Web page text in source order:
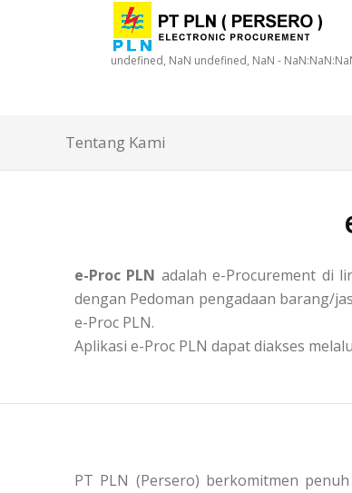
undefined, NaN undefined, NaN -
Tentang Kami
e-Proc PLN adalah e-Procurement di
dengan Pedoman pengadaan barang/
e-Proc PLN.
Aplikasi e-Proc PLN dapat diakses
PT PLN (Persero) berkomitmen